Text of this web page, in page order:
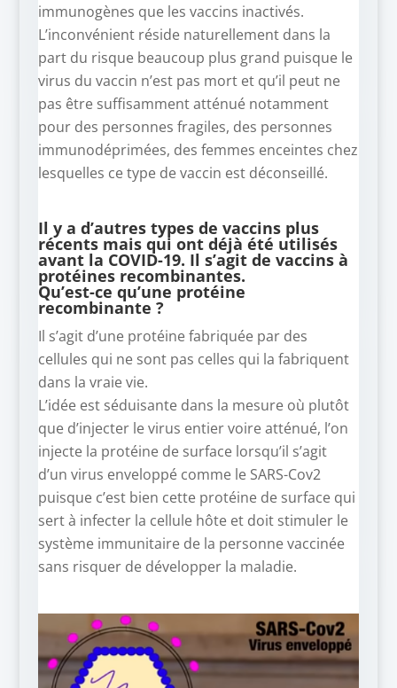
immunogènes que les vaccins inactivés.
L’inconvénient réside naturellement dans la
part du risque beaucoup plus grand puisque le
virus du vaccin n’est pas mort et qu’il peut ne
pas être suffisamment atténué notamment
pour des personnes fragiles, des personnes
immunodéprimées, des femmes enceintes chez
lesquelles ce type de vaccin est déconseillé.
Il y a d’autres types de vaccins plus
récents mais qui ont déjà été utilisés
avant la COVID-19. Il s’agit de vaccins à
protéines recombinantes.
Qu’est-ce qu’une protéine
recombinante ?
Il s’agit d’une protéine fabriquée par des
cellules qui ne sont pas celles qui la fabriquent
dans la vraie vie.
L’idée est séduisante dans la mesure où plutôt
que d’injecter le virus entier voire atténué, l’on
injecte la protéine de surface lorsqu’il s’agit
d’un virus enveloppé comme le SARS-Cov2
puisque c’est bien cette protéine de surface qui
sert à infecter la cellule hôte et doit stimuler le
système immunitaire de la personne vaccinée
sans risquer de développer la maladie.